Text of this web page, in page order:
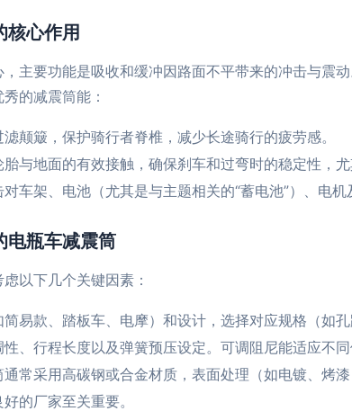
核心作用
主要功能是吸收和缓冲因路面不平带来的冲击与震
的减震筒能：
滤颠簸，保护骑行者脊椎，减少长途骑行的疲劳感。
胎与地面的有效接触，确保刹车和过弯时的稳定性，尤
对车架、电池（尤其是与主题相关的“蓄电池”）、电
电瓶车减震筒
以下几个关键因素：
易款、踏板车、电摩）和设计，选择对应规格（如孔
性、行程长度以及弹簧预压设定。可调阻尼能适应不同
通常采用高碳钢或合金材质，表面处理（如电镀、烤
的厂家至关重要。